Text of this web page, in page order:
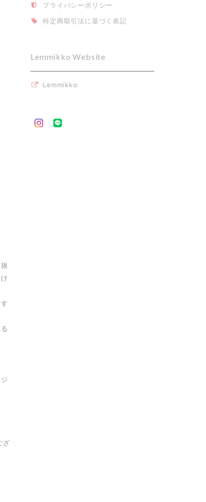
ざ
プライバシーポリシー
特定商取引法に基づく表記
Lemmikko Website
Lemmikko